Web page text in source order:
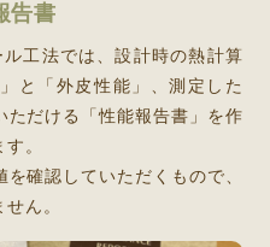
告書
工法では、設計時の熱計算
と「外皮性能」、測定した
ただける「性能報告書」を作
。
確認していただくもので、
ん。